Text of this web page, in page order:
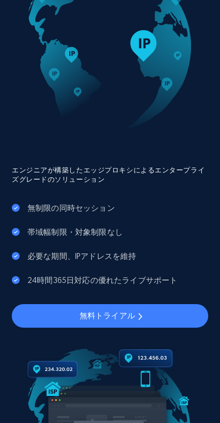
エンジニアが構築したエッジプロキシによるエンタープライ
ズグレードのソリューション
無制限の同時セッション
帯域幅制限・対象制限なし
必要な期間、IPアドレスを維持
24時間365日対応の優れたライブサポート
無料トライアル